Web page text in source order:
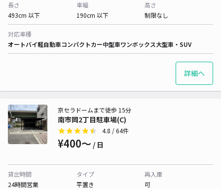
長さ
493cm 以下
車幅
190cm 以下
高さ
制限なし
対応車種
オートバイ軽自動車コンパクトカー中型車ワンボックス大型車・SUV
詳細へ
南市岡2丁目駐車場(C)
京セラドームまで徒歩 15分
4.8 / 64件
¥400〜 / 日
貸出時間
24時間営業
タイプ
平置き
再入庫
可